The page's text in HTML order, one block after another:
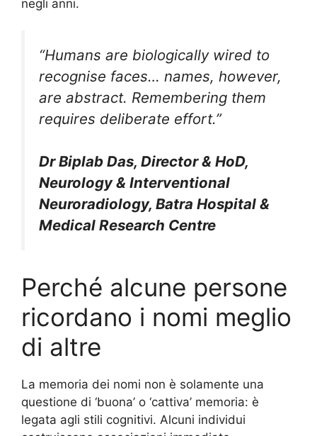
negli anni.
“Humans are biologically wired to
recognise faces… names, however,
are abstract. Remembering them
requires deliberate effort.”
Dr Biplab Das, Director & HoD,
Neurology & Interventional
Neuroradiology, Batra Hospital &
Medical Research Centre
Perché alcune persone
ricordano i nomi meglio
di altre
La memoria dei nomi non è solamente una
questione di ‘buona’ o ‘cattiva’ memoria: è
legata agli stili cognitivi. Alcuni individui